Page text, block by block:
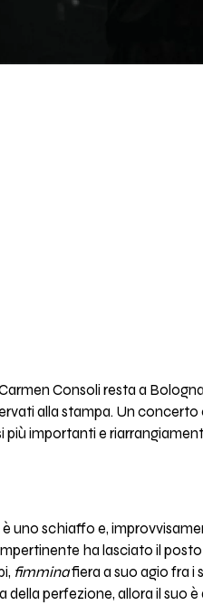
Consoli resta a
alla stampa. Un
più importanti e
uno schiaffo e,
ha lasciato il
fimminafiera a suo agio fra i
della perfezione, allora il